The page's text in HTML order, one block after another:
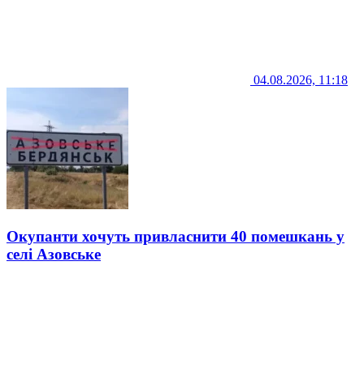
04.08.2026, 11:18
Окупанти хочуть привласнити 40 помешкань у
селі Азовське